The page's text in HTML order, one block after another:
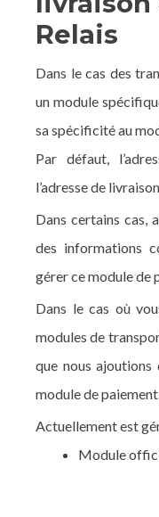
Relais
Dans le cas des
un module
sa spécificité au
Par défaut,
l’adresse de
Dans certains cas,
des informations
gérer ce module de
Dans le cas où
modules de
que nous
module de
Actuellement est
Module